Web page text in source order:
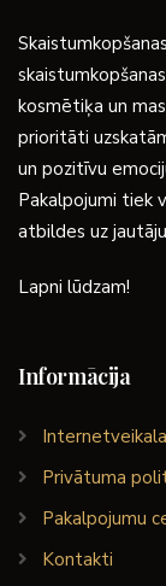
kosmētiķa un
prioritāti
un pozitīvu
Pakalpojumi tiek
atbildes uz
Lapni lūdzam!
Informācija
Privātuma
Pakalpojumu
Kontakti